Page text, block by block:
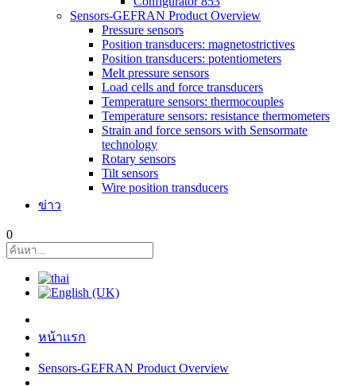
Sensors-GEFRAN Product Overview
Pressure sensors
Position transducers: magnetostrictives
Position transducers: potentiometers
Melt pressure sensors
Load cells and force transducers
Temperature sensors: thermocouples
Temperature sensors: resistance thermometers
Strain and force sensors with Sensormate
technology
Rotary sensors
Tilt sensors
Wire position transducers
ข่าว
0
หน้าแรก
Sensors-GEFRAN Product Overview